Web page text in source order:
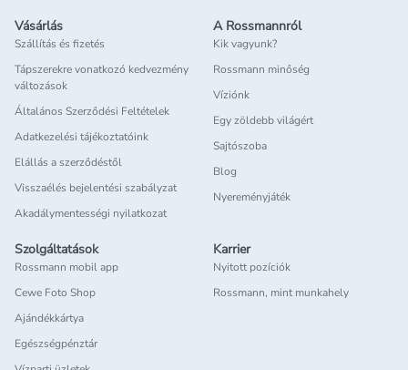
Vásárlás
Szállítás és fizetés
Tápszerekre vonatkozó kedvezmény
változások
Általános Szerződési Feltételek
Adatkezelési tájékoztatóink
Elállás a szerződéstől
Visszaélés bejelentési szabályzat
Akadálymentességi nyilatkozat
A Rossmannról
Kik vagyunk?
Rossmann minőség
Víziónk
Egy zöldebb világért
Sajtószoba
Blog
Nyereményjáték
Szolgáltatások
Rossmann mobil app
Cewe Foto Shop
Ajándékkártya
Egészségpénztár
Karrier
Nyitott pozíciók
Rossmann, mint munkahely